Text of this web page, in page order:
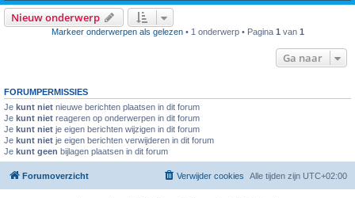
Nieuw onderwerp
Markeer onderwerpen als gelezen• 1 onderwerp • Pagina 1 van 1
Ga naar
FORUMPERMISSIES
Je kunt niet nieuwe berichten plaatsen in dit forum
Je kunt niet reageren op onderwerpen in dit forum
Je kunt niet je eigen berichten wijzigen in dit forum
Je kunt niet je eigen berichten verwijderen in dit forum
Je kunt geen bijlagen plaatsen in dit forum
Forumoverzicht Alle tijden zijn UTC+02:00
Verwijder cookies